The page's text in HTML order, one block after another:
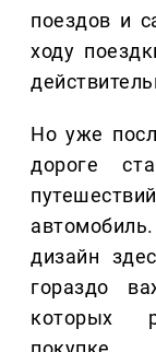
поездов и
ходу
Но уже
дороге
дизайн
гораздо
которых